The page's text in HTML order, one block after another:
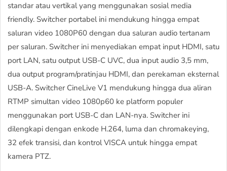
standar atau vertikal yang menggunakan sosial media
friendly. Switcher portabel ini mendukung hingga empat
saluran video 1080P60 dengan dua saluran audio tertanam
per saluran. Switcher ini menyediakan empat input HDMI, satu
port LAN, satu output USB-C UVC, dua input audio 3,5 mm,
dua output program/pratinjau HDMI, dan perekaman eksternal
USB-A. Switcher CineLive V1 mendukung hingga dua aliran
RTMP simultan video 1080p60 ke platform populer
menggunakan port USB-C dan LAN-nya. Switcher ini
dilengkapi dengan enkode H.264, luma dan chromakeying,
32 efek transisi, dan kontrol VISCA untuk hingga empat
kamera PTZ.